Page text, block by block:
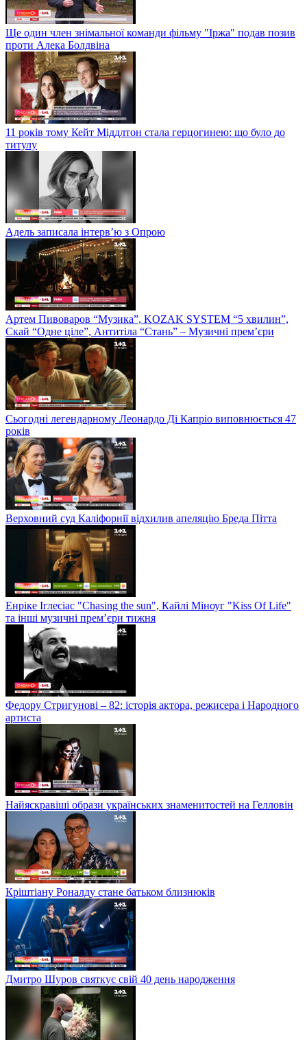
Ще один член знімальної команди фільму "Іржа" подав позив
проти Алека Болдвіна
11 років тому Кейт Міддлтон стала герцогинею: що було до
титулу
Адель записала інтерв’ю з Опрою
Артем Пивоваров “Музика”, KOZAK SYSTEM “5 хвилин”,
Скай “Одне ціле”, Антитіла “Стань” – Музичні прем’єри
Сьогодні легендарному Леонардо Ді Капріо виповнюється 47
років
Верховний суд Каліфорнії відхилив апеляцію Бреда Пітта
Енріке Іглесіас "Chasing the sun", Кайлі Міноуг "Kiss Of Life"
та інші музичні прем’єри тижня
Федору Стригунові – 82: історія актора, режисера і Народного
артиста
Найяскравіші образи українських знаменитостей на Гелловін
Кріштіану Роналду стане батьком близнюків
Дмитро Шуров святкує свій 40 день народження